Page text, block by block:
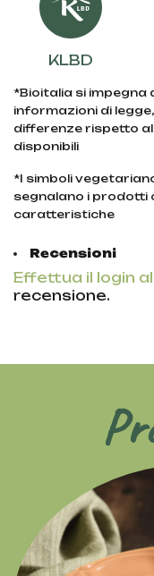
KLBD
*Bioitalia si
informazioni di
differenze rispetto
disponibili
*I simboli
segnalano i prodotti
caratteristiche
Recensioni
Effettua il login
recensione.